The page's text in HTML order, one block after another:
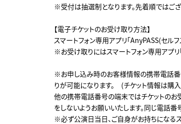
※受付は抽選制となります。先着順ではご
【電子チケットのお受け取り方法】
スマートフォン専用アプリ「AnyPASS(セルフ
※お受け取りにはスマートフォン専用アプリ
※お申し込み時のお客様情報の携帯電話番
りが可能になります。 (チケット情報は購
他の携帯電話番号の端末ではチケットの
をしないようお願いいたします。同じ電話
※必ず公演日当日、ご自身がお持ちになる